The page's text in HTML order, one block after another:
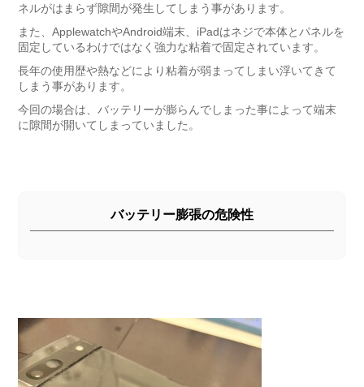
ネルがはまらず隙間が発生してしまう事があります。
また、ApplewatchやAndroid端末、iPadはネジで本体とパネルを
固定しているわけではなく強力な粘着で固定されています。
長年の使用歴や熱などにより粘着が弱まってしまい浮いてきて
しまう事があります。
今回の場合は、バッテリーが膨らんでしまった事によって端末
に隙間が開いてしまっていました。
バッテリー膨張の危険性